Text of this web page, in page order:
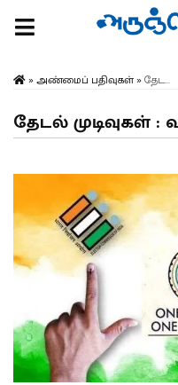
» அண்மைப் பதிவுகள்» தேட...
தேடல் முடிவுகள் :